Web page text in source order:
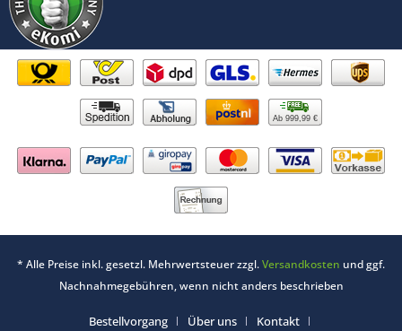
Ab 999,99 €
* Alle Preise inkl. gesetzl. Mehrwertsteuer zzgl.Versandkosten und ggf.
Nachnahmegebühren, wenn nicht anders beschrieben
Bestellvorgang Über uns
Kontakt